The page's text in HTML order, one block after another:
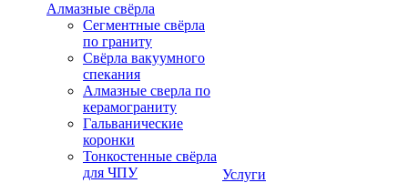
Алмазные свёрла
Сегментные свёрла
по граниту
Свёрла вакуумного
спекания
Алмазные сверла по
керамограниту
Гальванические
коронки
Тонкостенные свёрла
для ЧПУ
Услуги